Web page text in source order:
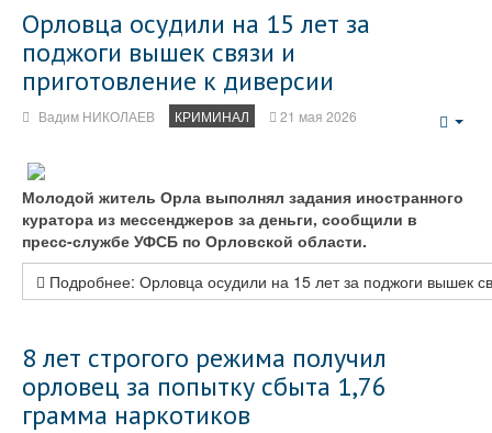
Орловца осудили на 15 лет за
поджоги вышек связи и
приготовление к диверсии
Вадим НИКОЛАЕВ КРИМИНАЛ 21 мая 2026
Молодой житель Орла выполнял задания иностранного
куратора из мессенджеров за деньги, сообщили в
пресс-службе УФСБ по Орловской области.
Подробнее: Орловца осудили на 15 лет за поджоги вышек
8 лет строгого режима получил
орловец за попытку сбыта 1,76
грамма наркотиков